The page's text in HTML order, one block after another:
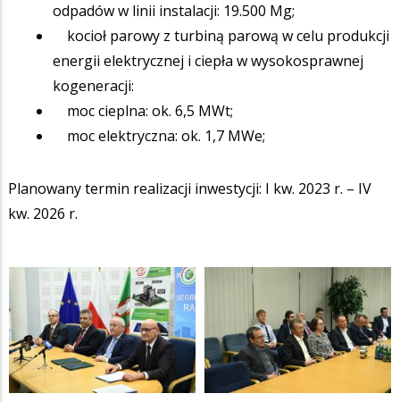
odpadów w linii instalacji: 19.500 Mg;
kocioł parowy z turbiną parową w celu produkcji
energii elektrycznej i ciepła w wysokosprawnej
kogeneracji:
moc cieplna: ok. 6,5 MWt;
moc elektryczna: ok. 1,7 MWe;
Planowany termin realizacji inwestycji: I kw. 2023 r. – IV
kw. 2026 r.